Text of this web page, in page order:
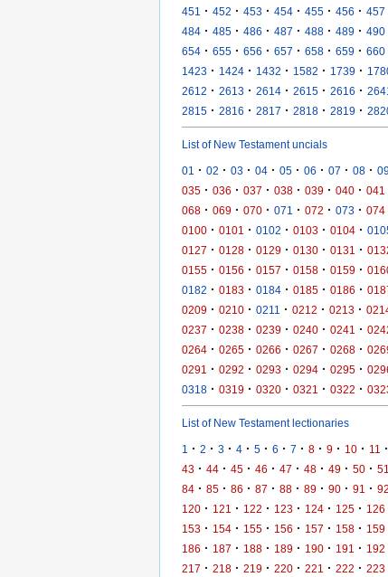
451 · 452 · 453 · 454 · 455 · 456 · 457
484 · 485 · 486 · 487 · 488 · 489 · 490
654 · 655 · 656 · 657 · 658 · 659 · 660
1423 · 1424 · 1432 · 1582 · 1739 ·
2612 · 2613 · 2614 · 2615 · 2616 · 2641
2815 · 2816 · 2817 · 2818 · 2819 ·
List of New Testament uncials
01 · 02 · 03 · 04 · 05 · 06 · 07 · 08 ·
035 · 036 · 037 · 038 · 039 · 040 · 041
068 · 069 · 070 · 071 · 072 · 073 · 074
0100 · 0101 · 0102 · 0103 · 0104 ·
0127 · 0128 · 0129 · 0130 · 0131 ·
0155 · 0156 · 0157 · 0158 · 0159 ·
0182 · 0183 · 0184 · 0185 · 0186 ·
0209 · 0210 · 0211 · 0212 · 0213 ·
0237 · 0238 · 0239 · 0240 · 0241 ·
0264 · 0265 · 0266 · 0267 · 0268 ·
0291 · 0292 · 0293 · 0294 · 0295 ·
0318 · 0319 · 0320 · 0321 · 0322 ·
List of New Testament lectionaries
1 · 2 · 3 · 4 · 5 · 6 · 7 · 8 · 9 · 10 · 11 ·
43 · 44 · 45 · 46 · 47 · 48 · 49 · 50 · 51
84 · 85 · 86 · 87 · 88 · 89 · 90 · 91 · 92
120 · 121 · 122 · 123 · 124 · 125 · 126
153 · 154 · 155 · 156 · 157 · 158 · 159
186 · 187 · 188 · 189 · 190 · 191 · 192
217 · 218 · 219 · 220 · 221 · 222 · 223